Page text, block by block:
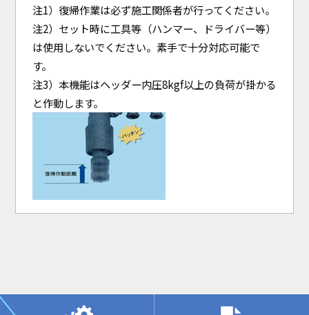
注1）復帰作業は必ず施工関係者が行ってください。
注2）セット時に工具等（ハンマー、ドライバー等）
は使用しないでください。素手で十分対応可能で
す。
注3）本機能はヘッダー内圧8kgf以上の負荷が掛かる
と作動します。